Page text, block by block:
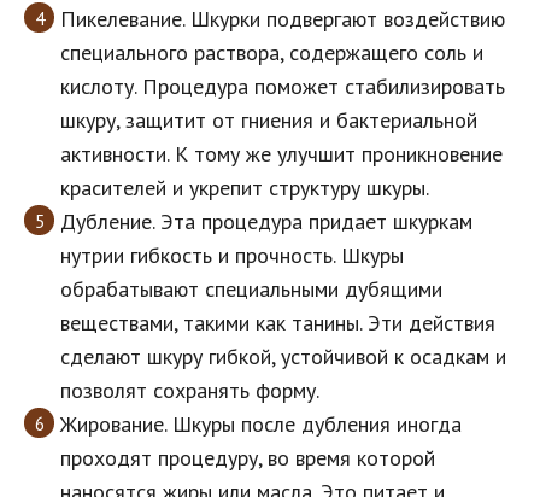
Пикелевание. Шкурки подвергают воздействию
специального раствора, содержащего соль и
кислоту. Процедура поможет стабилизировать
шкуру, защитит от гниения и бактериальной
активности. К тому же улучшит проникновение
красителей и укрепит структуру шкуры.
Дубление. Эта процедура придает шкуркам
нутрии гибкость и прочность. Шкуры
обрабатывают специальными дубящими
веществами, такими как танины. Эти действия
сделают шкуру гибкой, устойчивой к осадкам и
позволят сохранять форму.
Жирование. Шкуры после дубления иногда
проходят процедуру, во время которой